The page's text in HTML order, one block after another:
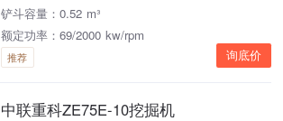
铲斗容量：0.52 m³
额定功率：69/2000 kw/rpm
推荐 询底价
中联重科ZE75E-10挖掘机